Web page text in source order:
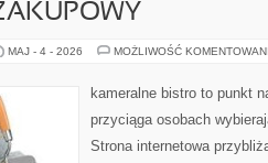
MAJ - 4 - 2026 MOŻLIWOŚĆ
kameralne bistro to punkt
przyciąga osobach
Strona internetowa